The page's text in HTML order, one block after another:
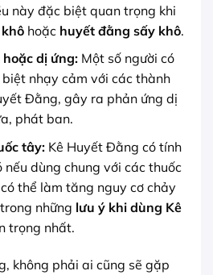
này đặc biệt quan trọng khi
hoặc huyết đằng sấy khô.
dị ứng:Một số người có
nhạy cảm với các thành
Đằng, gây ra phản ứng dị
phát ban.
tây:Kê Huyết Đằng có tính
dùng chung với các thuốc
thể làm tăng nguy cơ chảy
những lưu ý khi dùng Kê
trọng nhất.
không phải ai cũng sẽ gặp